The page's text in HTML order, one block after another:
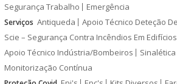
Segurança Trabalho
Emergência
Serviços Antiqueda
Apoio Técnico Deteção
Scie – Segurança Contra Incêndios Em Edifícios
Apoio Técnico Indústria/Bombeiros
Sinalética
Monitorização Contínua